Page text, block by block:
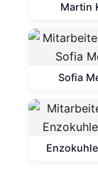
Martin
Sofia